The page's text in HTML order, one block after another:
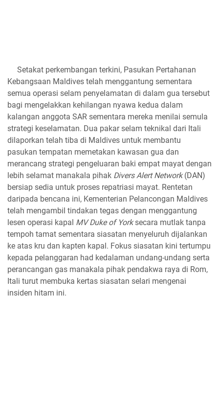
Setakat perkembangan terkini, Pasukan Pertahanan
Kebangsaan Maldives telah menggantung sementara
semua operasi selam penyelamatan di dalam gua tersebut
bagi mengelakkan kehilangan nyawa kedua dalam
kalangan anggota SAR sementara mereka menilai semula
strategi keselamatan. Dua pakar selam teknikal dari Itali
dilaporkan telah tiba di Maldives untuk membantu
pasukan tempatan memetakan kawasan gua dan
merancang strategi pengeluaran baki empat mayat dengan
lebih selamat manakala pihak Divers Alert Network(DAN)
bersiap sedia untuk proses repatriasi mayat. Rentetan
daripada bencana ini, Kementerian Pelancongan Maldives
telah mengambil tindakan tegas dengan menggantung
lesen operasi kapal MV Duke of Yorksecara mutlak tanpa
tempoh tamat sementara siasatan menyeluruh dijalankan
ke atas kru dan kapten kapal. Fokus siasatan kini tertumpu
kepada pelanggaran had kedalaman undang-undang serta
perancangan gas manakala pihak pendakwa raya di Rom,
Itali turut membuka kertas siasatan selari mengenai
insiden hitam ini.